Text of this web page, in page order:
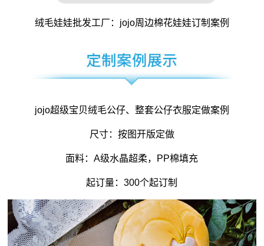
绒毛娃娃批发工厂 ：jojo周边棉花娃娃订制 案例
jojo超级宝贝绒毛公仔、整套公仔衣服定做案例
尺寸：按图开版定做
面料：A级水晶超柔，PP棉填充
起订量：300个起订制